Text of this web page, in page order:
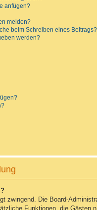
anfügen?
melden?
beim Schreiben eines Beitrags?
werden?
zwingend. Die Board-
Funktionen, die Gästen